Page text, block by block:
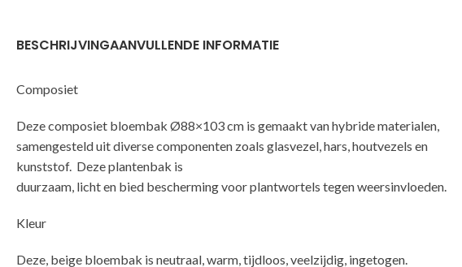
BESCHRIJVINGAANVULLENDE INFORMATIE
Composiet
Deze composiet bloembak Ø88×103 cm is gemaakt van hybride materialen,
samengesteld uit diverse componenten zoals glasvezel, hars, houtvezels en
kunststof. Deze plantenbak is
duurzaam, licht en bied bescherming voor plantwortels tegen weersinvloeden.
Kleur
Deze, beige bloembak is neutraal, warm, tijdloos, veelzijdig, ingetogen.